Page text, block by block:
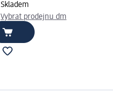
Skladem
Vybrat prodejnu dm